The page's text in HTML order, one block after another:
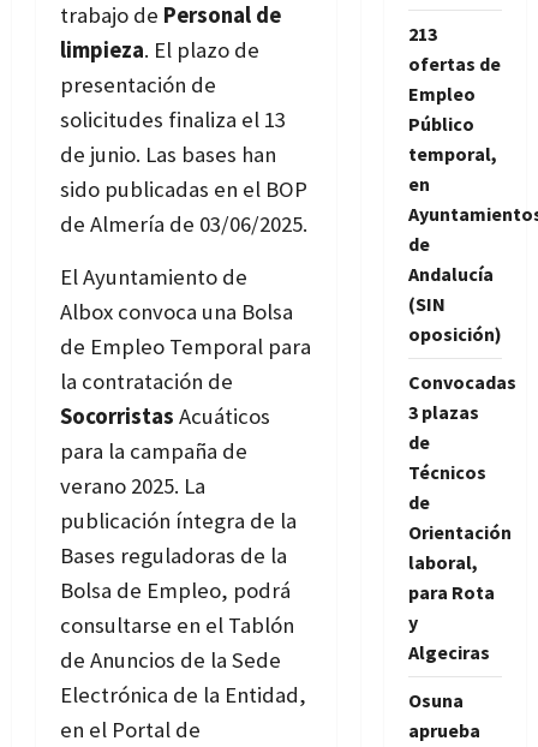
trabajo de Personal de
limpieza. El plazo de
presentación de
solicitudes finaliza el 13
de junio. Las bases han
sido publicadas en el BOP
de Almería de 03/06/2025.
El Ayuntamiento de
Albox convoca una Bolsa
de Empleo Temporal para
la contratación de
Socorristas Acuáticos
para la campaña de
verano 2025. La
publicación íntegra de la
Bases reguladoras de la
Bolsa de Empleo, podrá
consultarse en el Tablón
de Anuncios de la Sede
Electrónica de la Entidad,
en el Portal de
213
ofertas de
Empleo
Público
temporal,
en
de
Andalucía
(SIN
oposición)
Convocadas
3 plazas
de
Técnicos
de
Orientación
laboral,
para Rota
y
Algeciras
Osuna
aprueba